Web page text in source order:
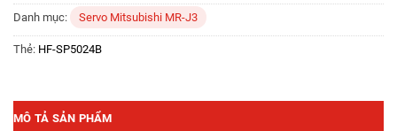
Danh mục: Servo Mitsubishi MR-J3
Thẻ: HF-SP5024B
MÔ TẢ SẢN PHẨM